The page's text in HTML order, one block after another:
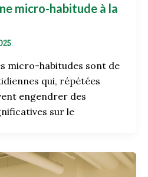
micro-habitude à la
micro-habitudes sont de
qui, répétées
engendrer des
sur le